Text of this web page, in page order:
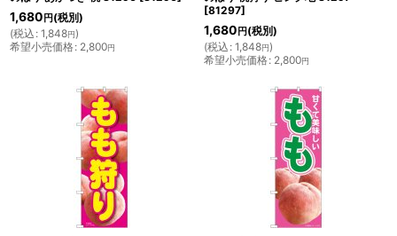
1,680 円 (税別)
(税込 : 1,848円)
希望小売価格: 2,800円
[81297]
1,680 円 (税別)
(税込 : 1,848円)
希望小売価格: 2,800円